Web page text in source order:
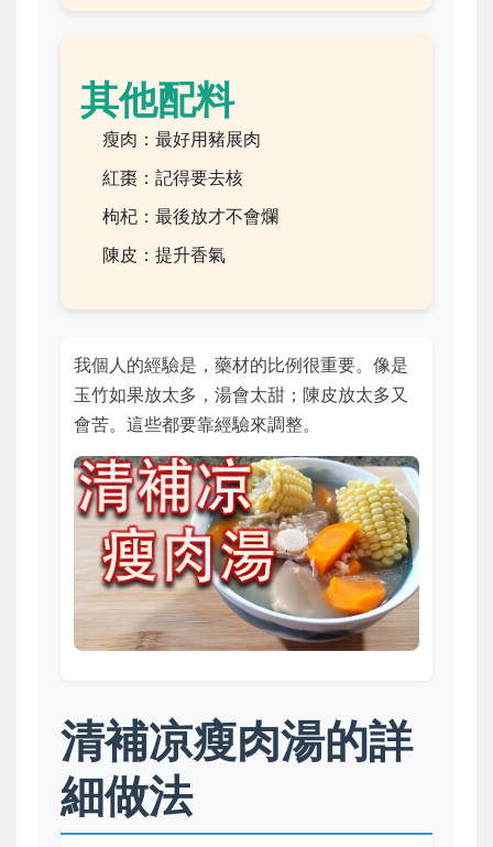
其他配料
瘦肉：最好用豬展肉
紅棗：記得要去核
枸杞：最後放才不會爛
陳皮：提升香氣
我個人的經驗是，藥材的比例很重要。像是
玉竹如果放太多，湯會太甜；陳皮放太多又
會苦。這些都要靠經驗來調整。
清補凉瘦肉湯的詳
細做法